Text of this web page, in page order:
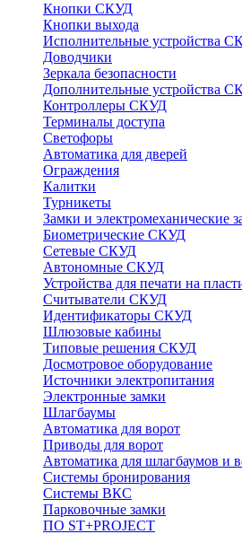
Кнопки СКУД
Кнопки выхода
Исполнительные устройства
Доводчики
Зеркала безопасности
Дополнительные устройства
Контроллеры СКУД
Терминалы доступа
Светофоры
Автоматика для дверей
Ограждения
Калитки
Турникеты
Замки и электромеханические
Биометрические СКУД
Сетевые СКУД
Автономные СКУД
Устройства для печати на
Считыватели СКУД
Идентификаторы СКУД
Шлюзовые кабины
Типовые решения СКУД
Досмотровое оборудование
Источники электропитания
Электронные замки
Шлагбаумы
Автоматика для ворот
Приводы для ворот
Автоматика для шлагбаумов и
Системы бронирования
Системы ВКС
Парковочные замки
ПО ST+PROJECT